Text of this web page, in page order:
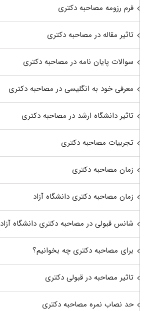
فرم رزومه مصاحبه دکتری
تاثیر مقاله در مصاحبه دکتری
سوالات پایان نامه در مصاحبه دکتری
معرفی خود به انگلیسی در مصاحبه دکتری
تاثیر دانشگاه ارشد در مصاحبه دکتری
تجربیات مصاحبه دکتری
زمان مصاحبه دکتری
زمان مصاحبه دکتری دانشگاه آزاد
شانس قبولی در مصاحبه دکتری دانشگاه آزاد
برای مصاحبه دکتری چه بخوانیم؟
تاثیر مصاحبه در قبولی دکتری
حد نصاب نمره مصاحبه دکتری